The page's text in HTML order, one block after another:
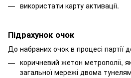
використати карту активації.
Підрахунок очок
До набраних очок в процесі партії
коричневий жетон метрополії,
загальної мережі двома